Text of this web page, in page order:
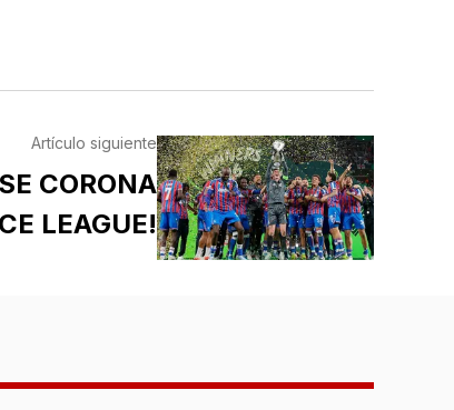
Artículo siguiente
CORONA
LEAGUE!